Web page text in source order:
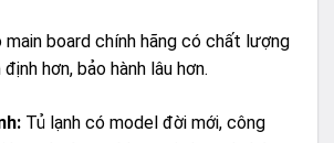
main board chính hãng có chất lượng
định hơn, bảo hành lâu hơn.
Tủ lạnh có model đời mới, công